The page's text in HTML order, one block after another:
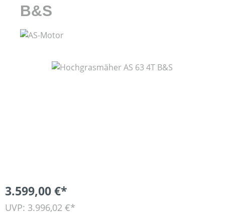
B&S
Bildergalerie überspringen
3.599,00 €*
UVP: 3.996,02 €*